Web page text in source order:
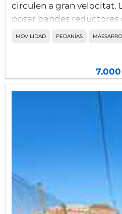
circulen a gran velocitat.
posar bandes reductores
efectiva la baixada de
al camí de Montcada a
MOVILIDAD PEDANÍAS